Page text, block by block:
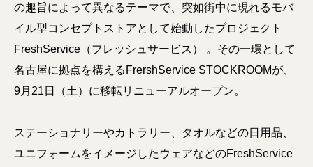
の趣旨によって異なるテーマで、突如街中に現れるモバ
イル型コンセプトストアとして始動したプロジェクト
FreshService（フレッシュサービス） 。その一環として
名古屋に拠点を構えるFrershService STOCKROOMが、
9月21日（土）に移転リニューアルオープン。
ステーショナリーやカトラリー、タオルなどの日用品、
ユニフォームをイメージしたウェアなどのFreshService